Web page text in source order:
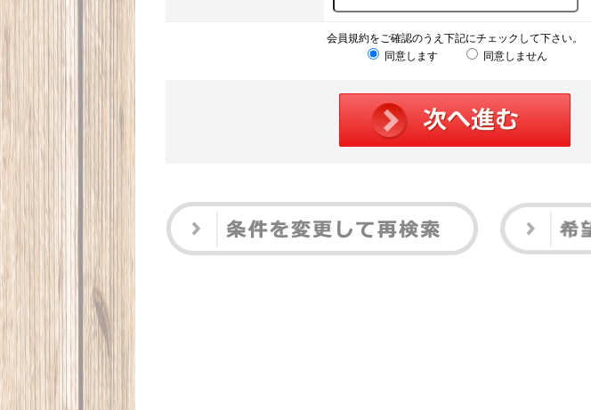
会員規約をご確認のうえ下記にチェックして下さい。
同意します
同意しません